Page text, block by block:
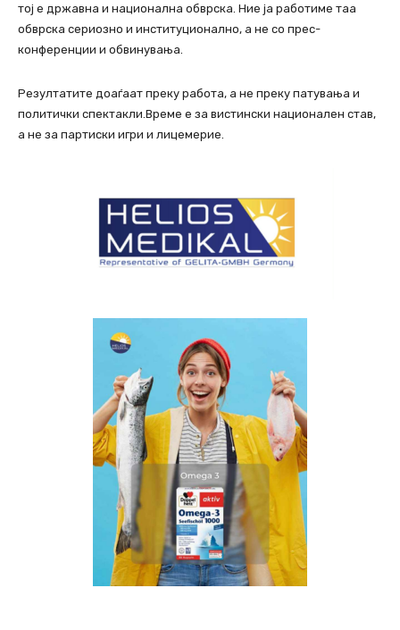
тој е државна и национална обврска. Ние ја работиме таа
обврска сериозно и институционално, а не со прес-
конференции и обвинувања.
Резултатите доаѓаат преку работа, а не преку патувања и
политички спектакли.Време е за вистински национален став,
а не за партиски игри и лицемерие.